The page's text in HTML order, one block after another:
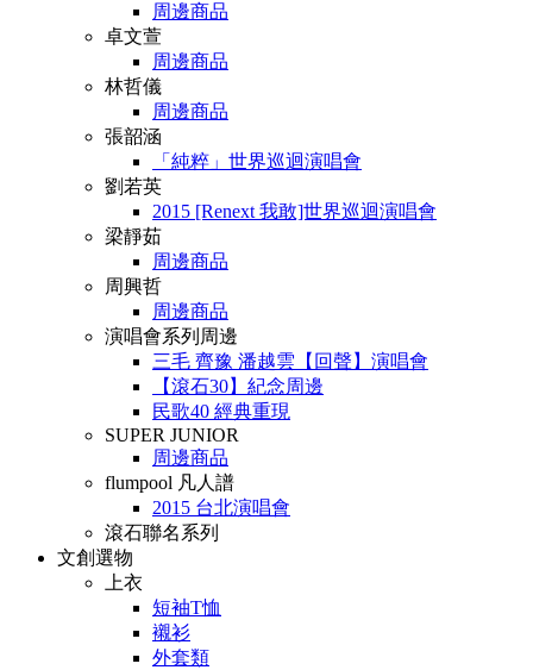
周邊商品
卓文萱
周邊商品
林哲儀
周邊商品
張韶涵
「純粹」世界巡迴演唱會
劉若英
2015 [Renext 我敢]世界巡迴演唱會
梁靜茹
周邊商品
周興哲
周邊商品
演唱會系列周邊
三毛 齊豫 潘越雲【回聲】演唱會
【滾石30】紀念周邊
民歌40 經典重現
SUPER JUNIOR
周邊商品
flumpool 凡人譜
2015 台北演唱會
滾石聯名系列
文創選物
上衣
短袖T恤
襯衫
外套類